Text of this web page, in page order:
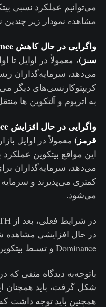
می‌توانیم عملکرد نسبی
مشاهده نمودار زیر
سبز)، معمولاً در اوایل
می‌دهد، سرمایه‌گذاران
کریپتوکارنسی‌های دیگر
به اتریوم و آلتکوین ها
قرمز) معمولاً در اوایل
این مواقع بیتکوین
می‌دهد، سرمایه‌گذاران
کمتری می‌پذیرند و سرمایه
می‌شود.
در حال افزایشی
Dominance و تسلط بیتکوین بر کل بازار خواهد شد.
شکل گرفت، باید همچنان